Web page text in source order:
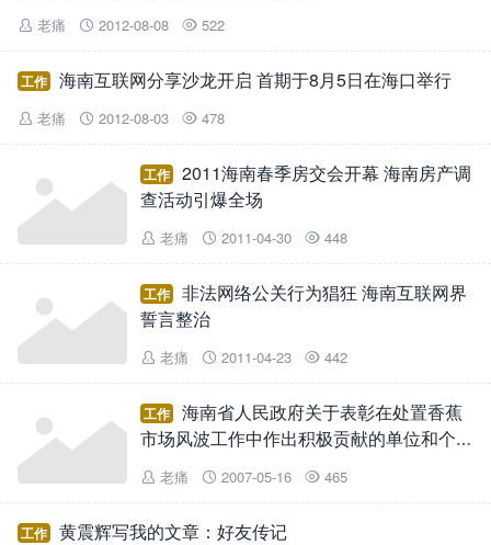
 老痛  2012-08-08  522
工作 海南互联网分享沙龙开启 首期于8月5日在海口举行
 老痛  2012-08-03  478
工作
2011海南春季房交会开幕 海南房产调
查活动引爆全场
 老痛  2011-04-30  448
工作
非法网络公关行为猖狂 海南互联网界
誓言整治
 老痛  2011-04-23  442
工作
海南省人民政府关于表彰在处置香蕉
市场风波工作中作出积极贡献的单位和个人
的通报
 老痛  2007-05-16  465
工作 黄震辉写我的文章：好友传记